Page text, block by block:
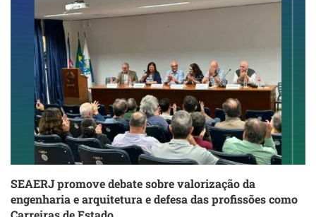
SEAERJ promove debate sobre valorização da
engenharia e arquitetura e defesa das profissões como